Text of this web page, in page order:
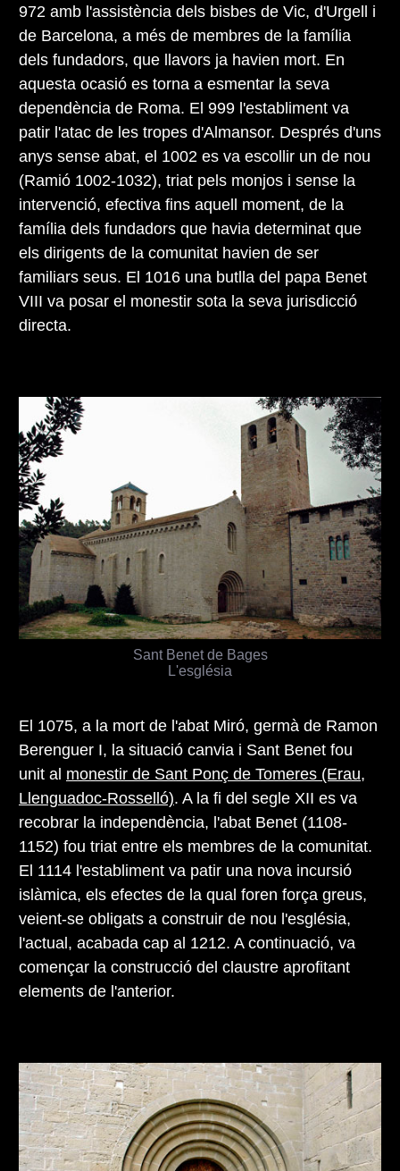
972 amb l'assistència dels bisbes de Vic, d'Urgell i
de Barcelona, a més de membres de la família
dels fundadors, que llavors ja havien mort. En
aquesta ocasió es torna a esmentar la seva
dependència de Roma. El 999 l'establiment va
patir l'atac de les tropes d'Almansor. Després d'uns
anys sense abat, el 1002 es va escollir un de nou
(Ramió 1002-1032), triat pels monjos i sense la
intervenció, efectiva fins aquell moment, de la
família dels fundadors que havia determinat que
els dirigents de la comunitat havien de ser
familiars seus. El 1016 una butlla del papa Benet
VIII va posar el monestir sota la seva jurisdicció
directa.
El 1075, a la mort de l'abat Miró, germà de Ramon
Berenguer I, la situació canvia i Sant Benet fou
unit al monestir de Sant Ponç de Tomeres (Erau,
Llenguadoc-Rosselló). A la fi del segle XII es va
recobrar la independència, l'abat Benet (1108-
1152) fou triat entre els membres de la comunitat.
El 1114 l'establiment va patir una nova incursió
islàmica, els efectes de la qual foren força greus,
veient-se obligats a construir de nou l'església,
l'actual, acabada cap al 1212. A continuació, va
començar la construcció del claustre aprofitant
elements de l'anterior.
Sant Benet de Bages
L'església